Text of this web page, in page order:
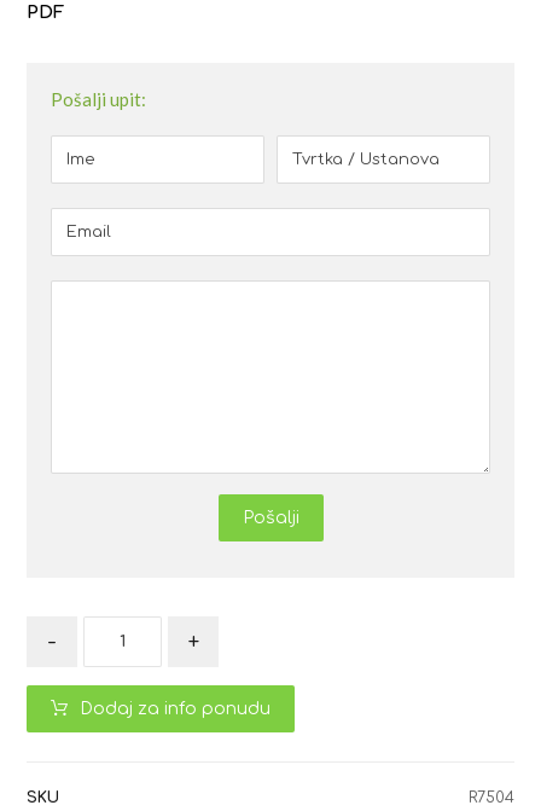
PDF
Pošalji upit:
Pošalji
- +
Dodaj za info ponudu
SKU
R7504